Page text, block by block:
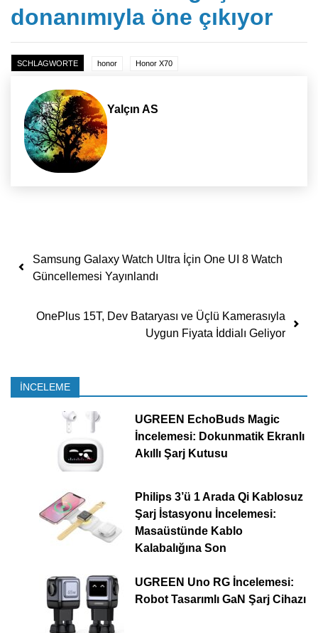
donanımıyla öne çıkıyor
SCHLAGWORTE honor Honor X70
Yalçın AS
Yazı dolaşımı
Samsung Galaxy Watch Ultra İçin One UI 8 Watch
Güncellemesi Yayınlandı
OnePlus 15T, Dev Bataryası ve Üçlü Kamerasıyla
Uygun Fiyata İddialı Geliyor
İNCELEME
UGREEN EchoBuds Magic
İncelemesi: Dokunmatik Ekranlı
Akıllı Şarj Kutusu
Philips 3’ü 1 Arada Qi Kablosuz
Şarj İstasyonu İncelemesi:
Masaüstünde Kablo
Kalabalığına Son
UGREEN Uno RG İncelemesi:
Robot Tasarımlı GaN Şarj Cihazı